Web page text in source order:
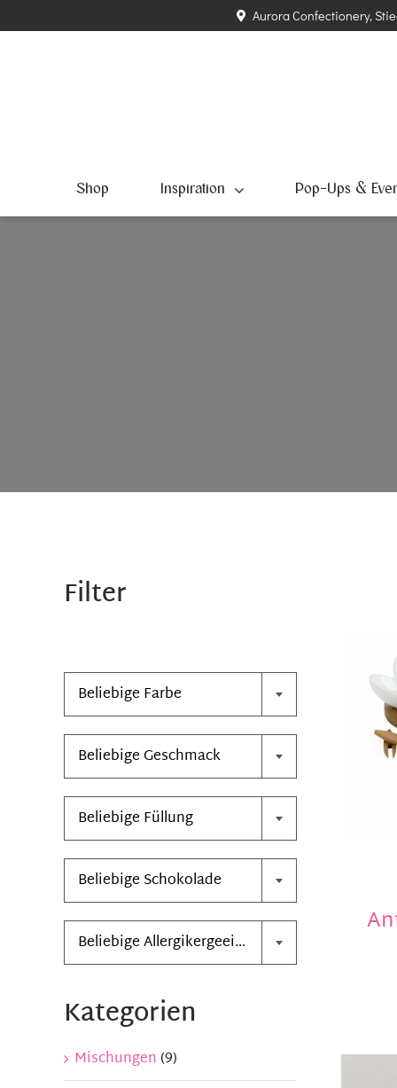
Inhalt
Aurora Confectionery,
Shop Inspiration Pop-Ups &
Filter
Beliebige Farbe

Beliebige Geschmack

Beliebige Füllung

Beliebige Schokolade

Beliebige Allergikergeeignet
Kategorien
Mischungen (9)